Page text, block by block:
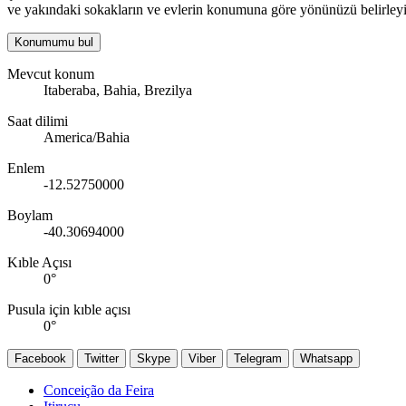
ve yakındaki sokakların ve evlerin konumuna göre yönünüzü
Konumumu bul
Mevcut konum
Itaberaba, Bahia, Brezilya
Saat dilimi
America/Bahia
Enlem
-12.52750000
Boylam
-40.30694000
Kıble Açısı
0°
Pusula için kıble açısı
0°
Facebook Twitter Skype Viber Telegram Whatsapp
Conceição da Feira